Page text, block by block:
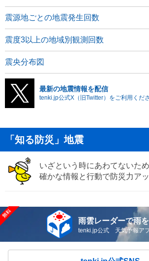
震源地ごとの地震発生回数
震度3以上の地域別観測回数
震央分布図
最新の地震情報を配信
tenki.jp公式X（旧Twitter）をご利用くださ
「知る防災」地震
いざという時にあわてないた
確かな情報と行動で防災力ア
雨雲レーダーで雨を
tenki.jp公式 天気予報ア